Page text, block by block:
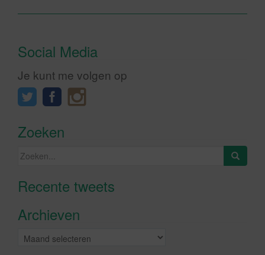
Social Media
Je kunt me volgen op
Zoeken
Zoeken
Recente tweetsKlik om marketing cookies te
Archieven
Archieven